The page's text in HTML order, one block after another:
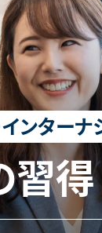
ンター
習得